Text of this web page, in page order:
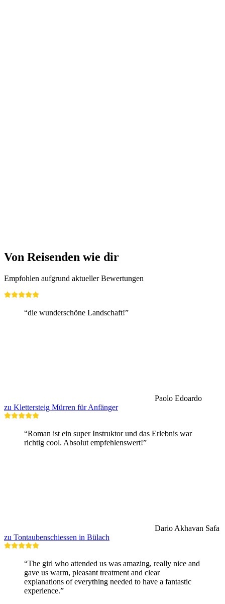
Von Reisenden wie dir
Empfohlen aufgrund aktueller Bewertungen
“die wunderschöne Landschaft!”
Paolo Edoardo
zu Klettersteig Mürren für Anfänger
“Roman ist ein super Instruktor und das Erlebnis war
richtig cool. Absolut empfehlenswert!”
Dario Akhavan Safa
zu Tontaubenschiessen in Bülach
“The girl who attended us was amazing, really nice and
gave us warm, pleasant treatment and clear
explanations of everything needed to have a fantastic
experience.”